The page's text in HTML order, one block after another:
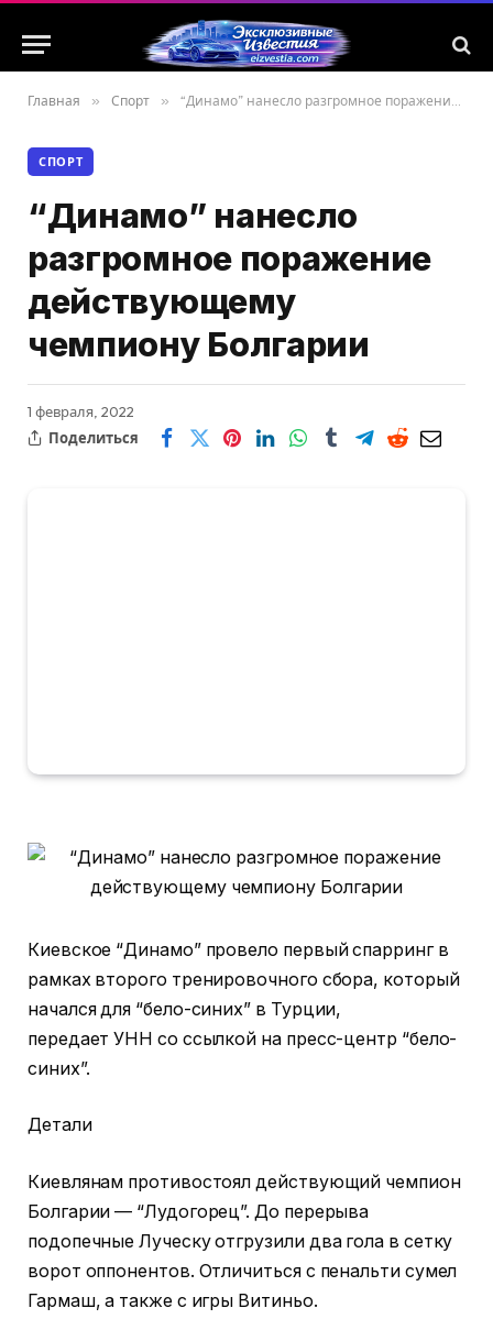
Главная » Спорт » “Динамо” нанесло разгромное поражение действующему чемпиону Болгарии
СПОРТ
“Динамо” нанесло
разгромное поражение
действующему
чемпиону Болгарии
1 февраля, 2022
Поделиться
Киевское “Динамо” провело первый спарринг в
рамках второго тренировочного сбора, который
начался для “бело-синих” в Турции,
передает УНН со ссылкой на пресс-центр “бело-
синих”.
Детали
Киевлянам противостоял действующий чемпион
Болгарии — “Лудогорец”. До перерыва
подопечные Луческу отгрузили два гола в сетку
ворот оппонентов. Отличиться с пенальти сумел
Гармаш, а также с игры Витиньо.